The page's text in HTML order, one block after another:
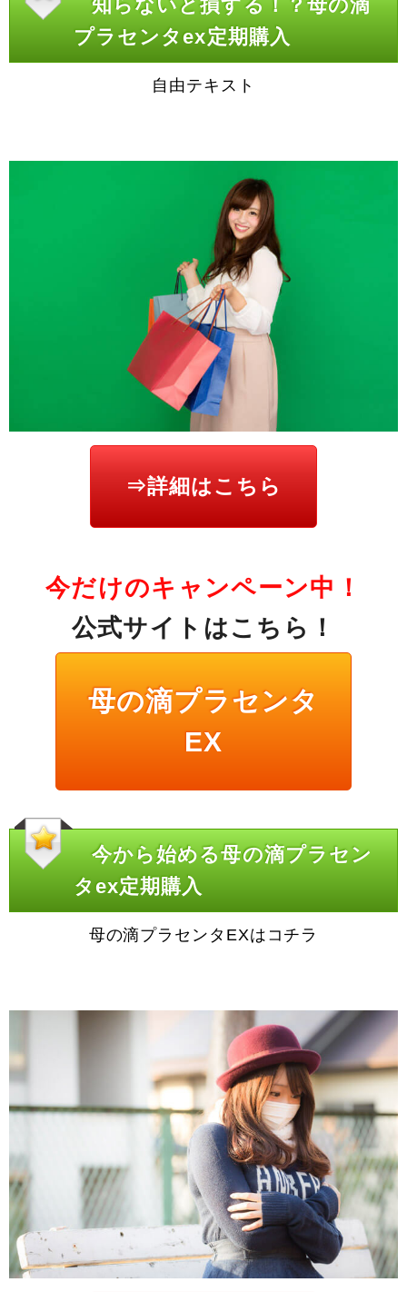
知らないと損する！？母の滴
プラセンタex定期購入
自由テキスト
⇒詳細はこちら
今だけのキャンペーン中！
公式サイトはこちら！
母の滴プラセンタ
EX
今から始める母の滴プラセン
タex定期購入
母の滴プラセンタEXはコチラ